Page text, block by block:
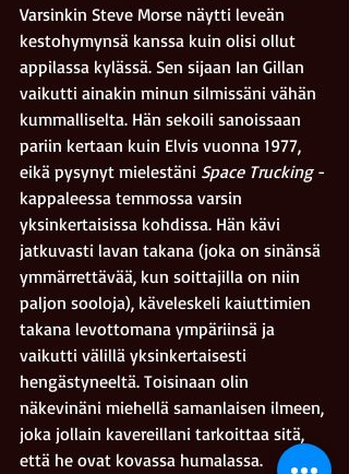
Varsinkin Steve Morse näytti leveän
kestohymynsä kanssa kuin olisi ollut
appilassa kylässä. Sen sijaan Ian Gillan
vaikutti ainakin minun silmissäni vähän
kummalliselta. Hän sekoili sanoissaan
pariin kertaan kuin Elvis vuonna 1977,
eikä pysynyt mielestäni Space Trucking -
kappaleessa temmossa varsin
yksinkertaisissa kohdissa. Hän kävi
jatkuvasti lavan takana (joka on sinänsä
ymmärrettävää, kun soittajilla on niin
paljon sooloja), käveleskeli kaiuttimien
takana levottomana ympäriinsä ja
vaikutti välillä yksinkertaisesti
hengästyneeltä. Toisinaan olin
näkevinäni miehellä samanlaisen ilmeen,
joka jollain kavereillani tarkoittaa sitä,
että he ovat kovassa humalassa.